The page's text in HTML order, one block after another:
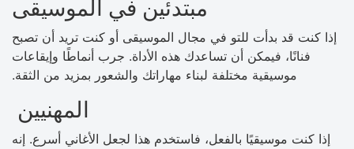
مبتدئين في الموسيقى
إذا كنت قد بدأت للتو في مجال الموسيقى أو كنت تريد أن تصبح
فنانًا، فيمكن أن تساعدك هذه الأداة. جرب أنماطًا وإيقاعات
موسيقية مختلفة لبناء مهاراتك والشعور بمزيد من الثقة.
المهنيين
إذا كنت موسيقيًا بالفعل، فاستخدم هذا لجعل الأغاني أسرع. إنه